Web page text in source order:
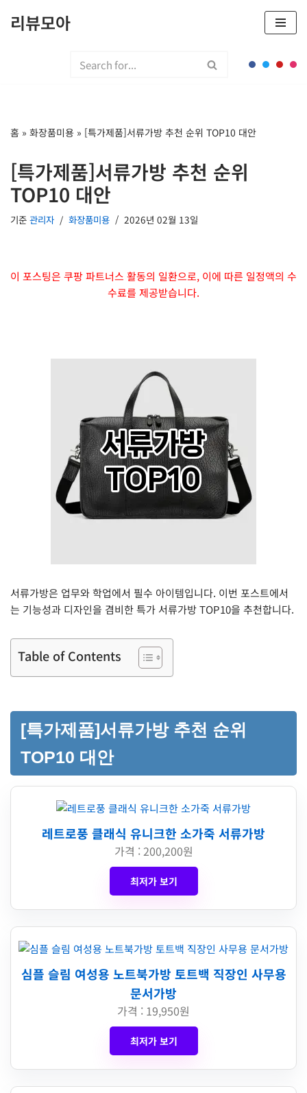
뛰
리뷰모아
홈 » 화장품미용 » [특가제품]서류가방 추천 순위 TOP10 대안
[특가제품]서류가방 추천 순위
TOP10 대안
기준 관리자 화장품미용 2026년 02월 13일
이 포스팅은 쿠팡 파트너스 활동의 일환으로, 이에 따른 일정액의 수
수료를 제공받습니다.
서류가방은 업무와 학업에서 필수 아이템입니다. 이번 포스트에서
는 기능성과 디자인을 겸비한 특가 서류가방 TOP10을 추천합니다.
Table of Contents
[특가제품]서류가방 추천 순위
TOP10 대안
레트로풍 클래식 유니크한 소가죽 서류가방
가격 : 200,200원
최저가 보기
심플 슬림 여성용 노트북가방 토트백 직장인 사무용
문서가방
가격 : 19,950원
최저가 보기